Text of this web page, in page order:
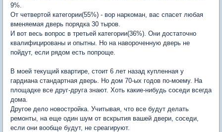
9%.
От четвертой категории(55%) - вор наркоман, вас спасет любая
вменяемая дверь порядка 30 тыров.
И вот весь вопрос в третьей категории(36%). Они достаточно
квалифицированы и опытны. Но на навороченную дверь не
пойдут, если рядом есть попроще.
В моей текущий квартире, стоит 6 лет назад купленная у
гардиана стандартная дверь. Но дом 70-ых годов по-моему. На
площадке все друг-друга знают. Хоть какие-нибудь соседи всегда
дома.
Другое дело новостройка. Учитывая, что все будут делать
ремонты, на еще один шум от вскрытия вашей двери, соседи,
если они вообще будут, не среагируют.